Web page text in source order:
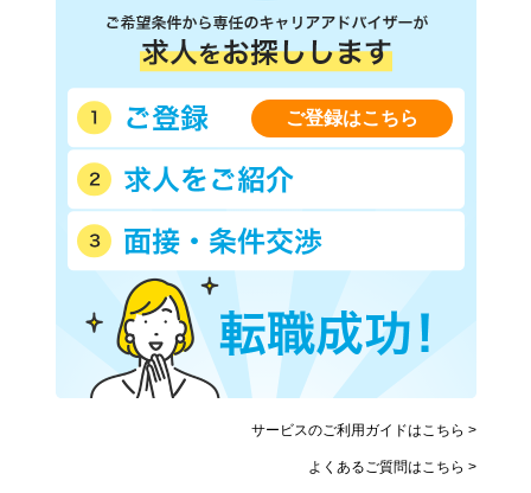
ご登録はこちら
サービスのご利用ガイドはこちら >
よくあるご質問はこちら >